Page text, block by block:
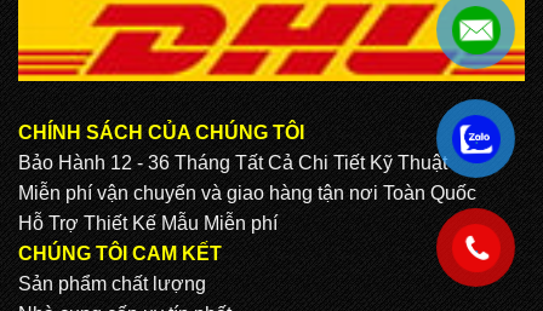
CHÍNH SÁCH CỦA CHÚNG TÔI
Bảo Hành 12 - 36 Tháng Tất Cả Chi Tiết Kỹ Thuật
Miễn phí vận chuyển và giao hàng tận nơi Toàn Quốc
Hỗ Trợ Thiết Kế Mẫu Miễn phí
CHÚNG TÔI CAM KẾT
Sản phẩm chất lượng
.
.